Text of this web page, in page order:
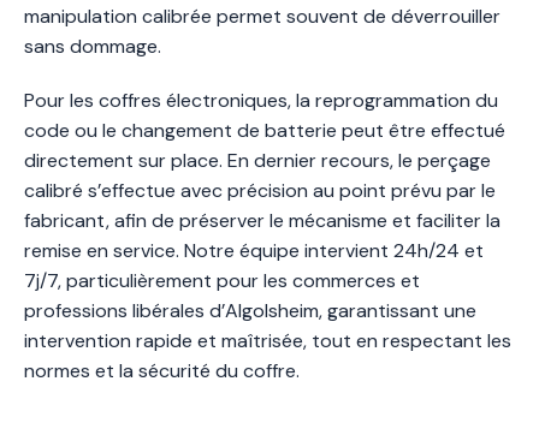
manipulation calibrée permet souvent de déverrouiller
sans dommage.
Pour les coffres électroniques, la reprogrammation du
code ou le changement de batterie peut être effectué
directement sur place. En dernier recours, le perçage
calibré s’effectue avec précision au point prévu par le
fabricant, afin de préserver le mécanisme et faciliter la
remise en service. Notre équipe intervient 24h/24 et
7j/7, particulièrement pour les commerces et
professions libérales d’Algolsheim, garantissant une
intervention rapide et maîtrisée, tout en respectant les
normes et la sécurité du coffre.